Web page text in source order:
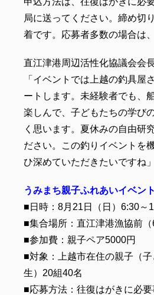
局に送ってください。締め切
着です。応募者多数の場合は
直江津港周辺活性化協議会会
「イベントでは上越の釣具屋
ートします。未経験者でも、
楽しんで、子どもたちの学び
く思います。夏休みの自由研
ださい。この釣りイベントを
ひ深めていただきたいですね」
うみまち親子ふれあいイベン
■日時：8月21日（日）6:30～
■集合場所：直江津港漁協前（
■参加費：親子ペア5000円
■対象：上越市在住の親子（
生）20組40名
■応募方法：往復はがきに必